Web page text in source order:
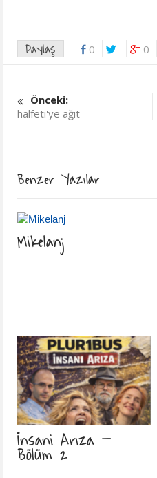
Paylaş 0 0
Önceki:
halfeti'ye ağıt
Benzer Yazılar
Mikelanj
İnsani Arıza –
Bölüm 2